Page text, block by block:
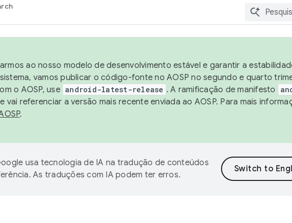
ao nosso modelo de desenvolvimento estável e garantir a
vamos publicar o código-fonte no AOSP no segundo e quarto
o AOSP, use android-latest-release . A ramificação de manifesto
vai referenciar a versão mais recente enviada ao AOSP. Para mais
.
usa tecnologia de IA na tradução de conteúdos
As traduções com IA podem ter erros.